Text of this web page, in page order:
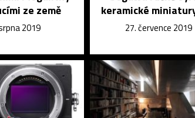
ze země
2019
keramické
27. července 2019